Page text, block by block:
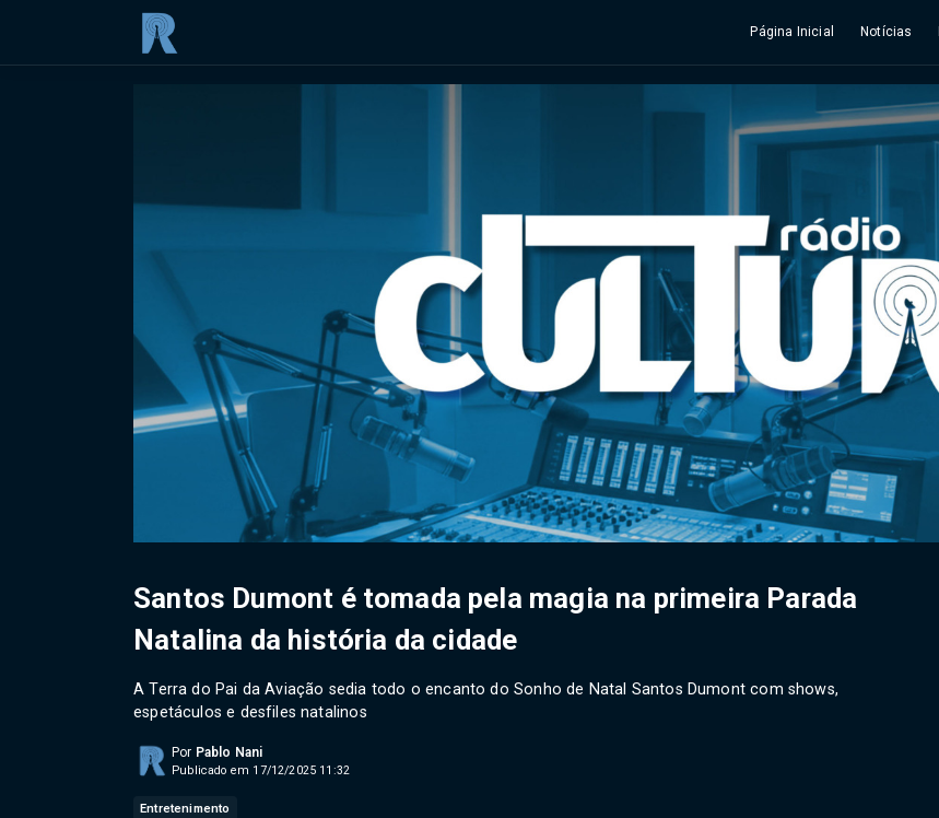
Página Inicial Notícias
Santos Dumont é tomada pela magia na primeira Parada
Natalina da história da cidade
A Terra do Pai da Aviação sedia todo o encanto do Sonho de Natal Santos Dumont com shows,
espetáculos e desfiles natalinos
Por Pablo Nani
Publicado em 17/12/2025 11:32
Entretenimento